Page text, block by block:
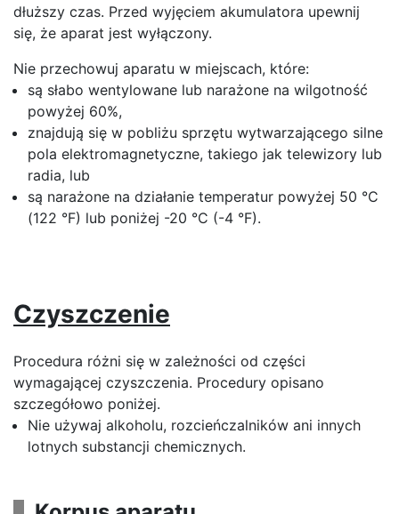
dłuższy czas. Przed wyjęciem akumulatora upewnij
się, że aparat jest wyłączony.
Nie przechowuj aparatu w miejscach, które:
są słabo wentylowane lub narażone na wilgotność
powyżej 60%,
znajdują się w pobliżu sprzętu wytwarzającego silne
pola elektromagnetyczne, takiego jak telewizory lub
radia, lub
są narażone na działanie temperatur powyżej 50 °C
(122 °F) lub poniżej -20 °C (-4 °F).
Czyszczenie
Procedura różni się w zależności od części
wymagającej czyszczenia. Procedury opisano
szczegółowo poniżej.
Nie używaj alkoholu, rozcieńczalników ani innych
lotnych substancji chemicznych.